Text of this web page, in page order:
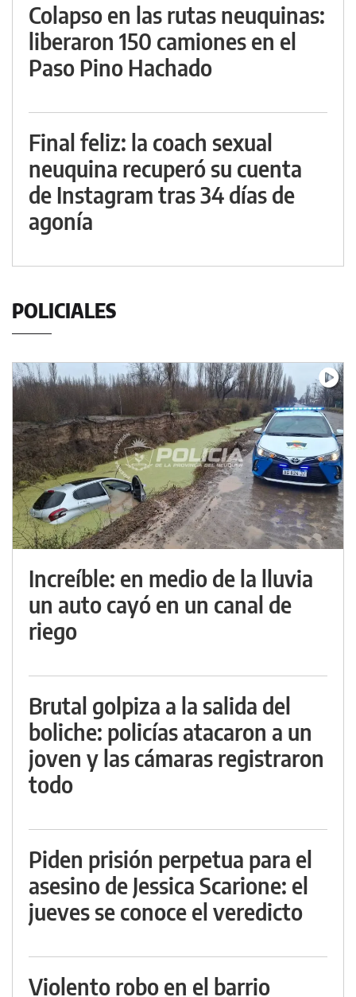
Colapso en las rutas neuquinas:
liberaron 150 camiones en el
Paso Pino Hachado
Final feliz: la coach sexual
neuquina recuperó su cuenta
de Instagram tras 34 días de
agonía
POLICIALES
Increíble: en medio de la lluvia
un auto cayó en un canal de
riego
Brutal golpiza a la salida del
boliche: policías atacaron a un
joven y las cámaras registraron
todo
Piden prisión perpetua para el
asesino de Jessica Scarione: el
jueves se conoce el veredicto
Violento robo en el barrio